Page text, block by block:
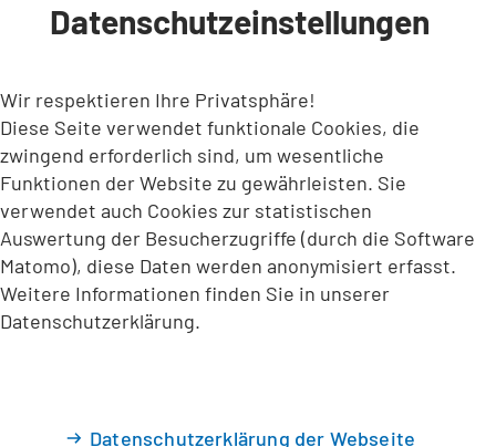
INHALT ANSPRINGEN
Datenschutzeinstellungen
Wir respektieren Ihre Privatsphäre!
Diese Seite verwendet funktionale Cookies, die
zwingend erforderlich sind, um wesentliche
Funktionen der Website zu gewährleisten. Sie
verwendet auch Cookies zur statistischen
Auswertung der Besucherzugriffe (durch die Software
Matomo), diese Daten werden anonymisiert erfasst.
Weitere Informationen finden Sie in unserer
Datenschutzerklärung.
Datenschutzerklärung der Webseite